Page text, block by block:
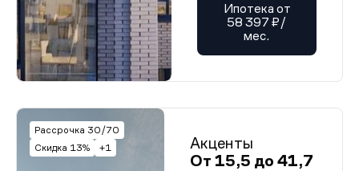
Ипотека от
58 397 ₽/
мес.
Рассрочка 30/70
Скидка 13%
+1
Акценты
От 15,5 до 41,7